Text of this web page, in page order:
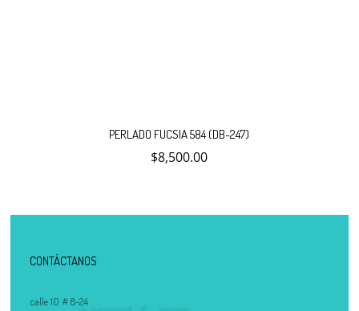
PERLADO FUCSIA 584 (DB-247)
$8,500.00
CONTÁCTANOS
calle 10 # 8-24